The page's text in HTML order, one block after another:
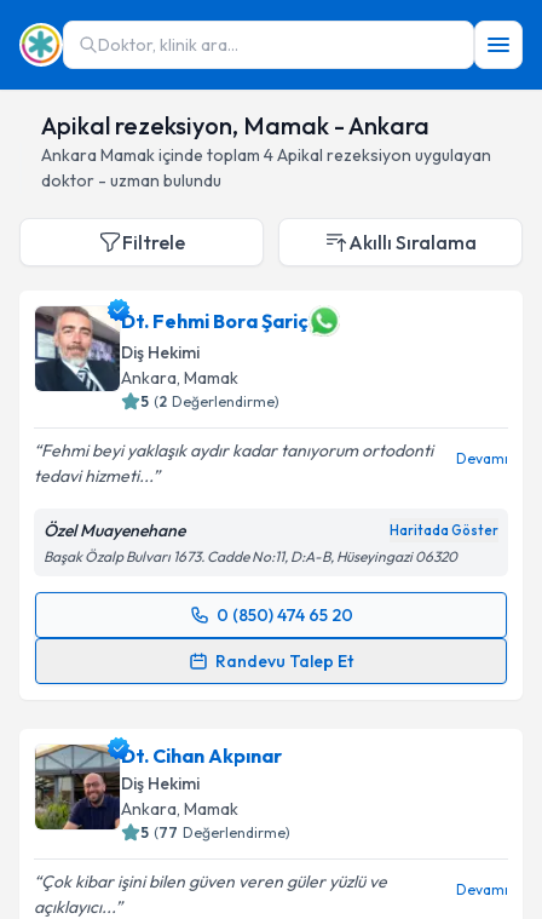
Doktor, klinik ara...
Apikal rezeksiyon, Mamak - Ankara
Ankara Mamakiçinde toplam 4Apikal rezeksiyon uygulayan
doktor - uzman bulundu
Filtrele Akıllı Sıralama
Dt. Fehmi Bora Şariç
Diş Hekimi
Ankara, Mamak
5 (2 Değerlendirme)
Fehmi beyi yaklaşık aydır kadar tanıyorum ortodonti
tedavi hizmeti...
Devamı
Özel Muayenehane Haritada Göster
Başak Özalp Bulvarı 1673. Cadde No:11, D:A-B, Hüseyingazi 06320
0 (850) 474 65 20
Randevu Talep Et
Randevu Takvimi Talebi
takvim hazırlandığında e-posta ile bilgilendireceğiz.
E-posta Adresiniz
Dt. Cihan Akpınar
Diş Hekimi
Ankara, Mamak
5 (77 Değerlendirme)
Çok kibar işini bilen güven veren güler yüzlü ve
açıklayıcı...
Devamı